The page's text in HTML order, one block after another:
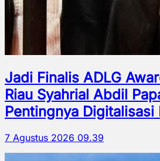
Jadi Finalis ADLG
Riau Syahrial Abdil
Pentingnya Digitalisasi
7 Agustus 2026 09.39